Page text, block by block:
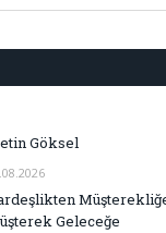
Göksel
Geleceğe